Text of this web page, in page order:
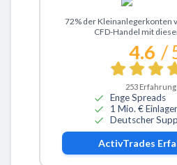
Zu
72% der Kleinanlegerkonten
CFD-Handel mit
4.6 /
253
Enge Spreads
1 Mio. €
Deutscher
ActivTrades